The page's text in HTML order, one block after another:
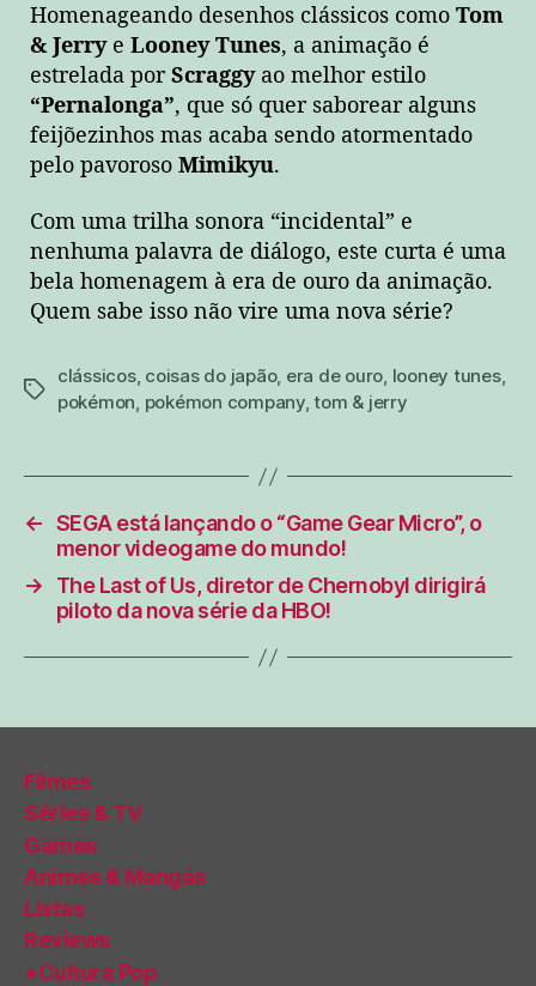
Homenageando desenhos clássicos como Tom
& Jerrye Looney Tunes, a animação é
estrelada porScraggy ao melhor estilo
“Pernalonga”, que só quer saborear alguns
feijõezinhos mas acaba sendo atormentado
pelo pavoroso Mimikyu.
Com uma trilha sonora “incidental” e
nenhuma palavra de diálogo, este curta é uma
bela homenagem à era de ouro da animação.
Quem sabe isso não vire uma nova série?
tags
clássicos, coisas do japão, era de ouro, looney tunes,
pokémon, pokémon company,tom & jerry
← SEGA está lançando o “Game Gear Micro”, o
menor videogame do mundo!
→
The Last of Us, diretor de Chernobyl dirigirá
piloto da nova série da HBO!
Filmes
Séries & TV
Games
Animes & Mangás
Listas
Reviews
+Cultura Pop